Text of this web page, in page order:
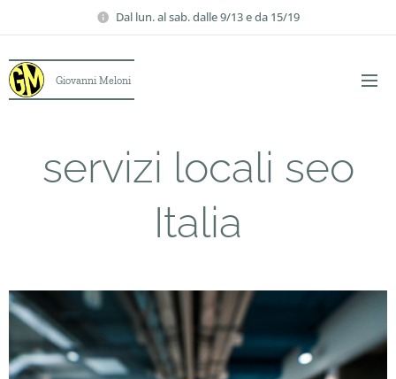
Dal lun. al sab. dalle 9/13 e da 15/19
Giovanni Meloni
servizi locali seo
Italia